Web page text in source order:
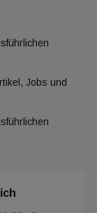
Jobs und